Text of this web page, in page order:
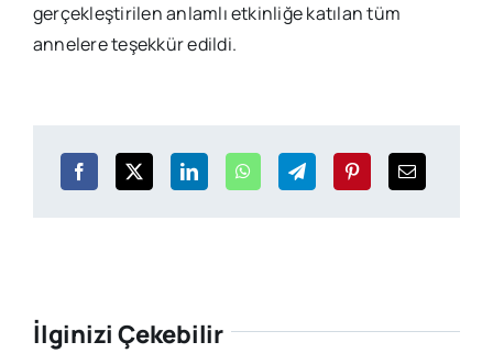
gerçekleştirilen anlamlı etkinliğe katılan tüm
annelere teşekkür edildi.
İlginizi Çekebilir